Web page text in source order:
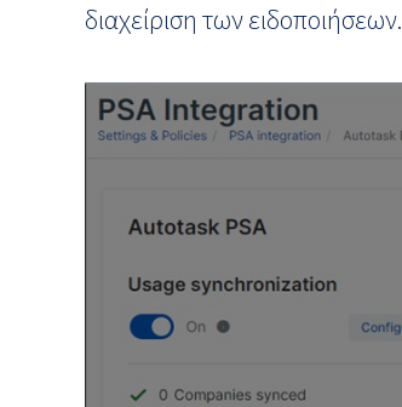
διαχείριση των ειδοποιήσεων.